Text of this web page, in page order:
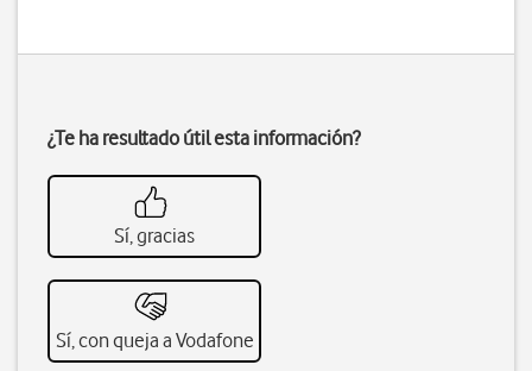
¿Te ha resultado útil esta información?
Sí, gracias
Sí, con queja a Vodafone